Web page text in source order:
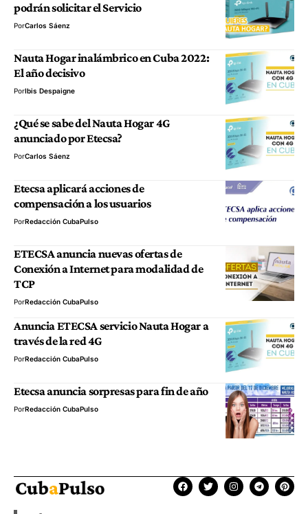
podrán solicitar el Servicio
PorCarlos Sáenz
Nauta Hogar inalámbrico en Cuba 2022:
El año decisivo
PorIbis Despaigne
¿Qué se sabe del Nauta Hogar 4G
anunciado por Etecsa?
PorCarlos Sáenz
Etecsa aplicará acciones de
compensación a los usuarios
PorRedacción CubaPulso
ETECSA anuncia nuevas ofertas de
Conexión a Internet para modalidad de
TCP
PorRedacción CubaPulso
Anuncia ETECSA servicio Nauta Hogar a
través de la red 4G
PorRedacción CubaPulso
Etecsa anuncia sorpresas para fin de año
PorRedacción CubaPulso